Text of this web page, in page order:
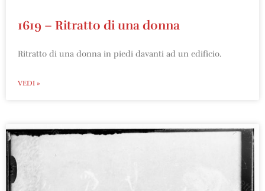
1619 – Ritratto di una donna
Ritratto di una donna in piedi davanti ad un edificio.
VEDI »